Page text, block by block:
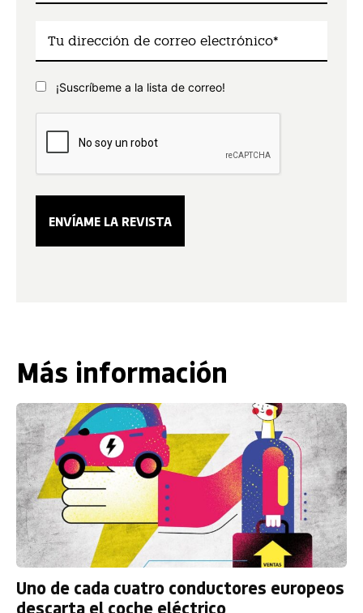
¡Suscríbeme a la lista de correo!
Más información
Uno de cada cuatro conductores europeos
descarta el coche eléctrico